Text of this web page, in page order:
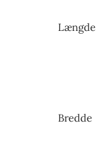
Længde
Bredde